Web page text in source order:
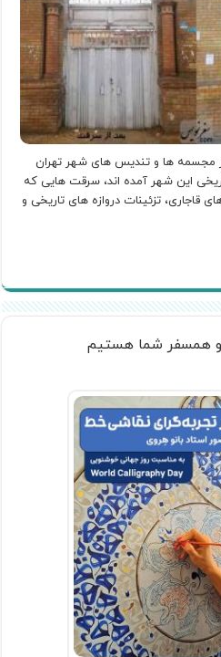
مجسمه ها و تندیس های شهر تهران
این شهر آمده اند، سرقت هایی که
تزئینات دروازه های تاریخی و
و همسفر شما هستیم